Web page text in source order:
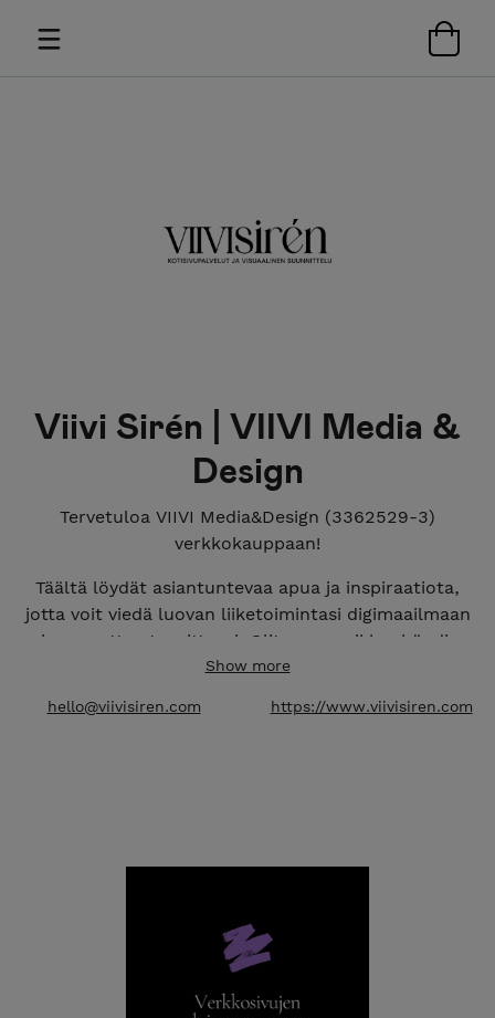
Viivi Sirén | VIIVI Media &
Design
Tervetuloa VIIVI Media&Design (3362529-3)
verkkokauppaan!
Täältä löydät asiantuntevaa apua ja inspiraatiota,
jotta voit viedä luovan liiketoimintasi digimaailmaan
ja saavuttaa tavoitteesi. Olitpa muusikko, bändi,
taiteilija tai yrittäjä luovalla alalla, verkkokauppani
erottumaan verkossa ja kasvattamaan brändiäsi.
Show more
hello@viivisiren.com https://www.viivisiren.com